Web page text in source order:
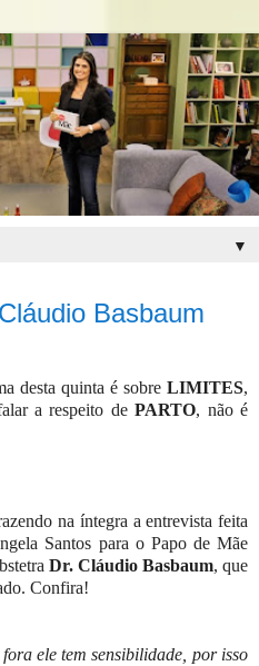
▼
Basbaum
desta quinta é sobre LIMITES,
a respeito dePARTO, não é
na íntegra a entrevista feita
Santos para o Papo de Mãe
Dr. Cláudio Basbaum, que
Confira!
ele tem sensibilidade, por isso